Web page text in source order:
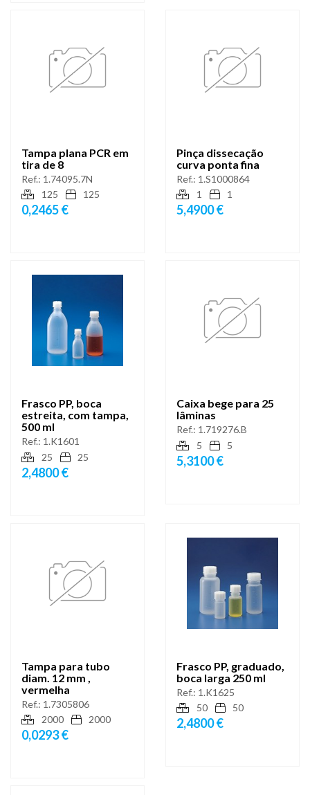
Tampa plana PCR em
tira de 8
Ref.: 1.74095.7N
125
125
0,2465 €
Pinça dissecação
curva ponta fina
Ref.: 1.S1000864
1
1
5,4900 €
Frasco PP, boca
estreita, com tampa,
500 ml
Ref.: 1.K1601
25
25
2,4800 €
Caixa bege para 25
lâminas
Ref.: 1.719276.B
5
5
5,3100 €
Tampa para tubo
diam. 12 mm ,
vermelha
Ref.: 1.7305806
2000
2000
0,0293 €
Frasco PP, graduado,
boca larga 250 ml
Ref.: 1.K1625
50
50
2,4800 €